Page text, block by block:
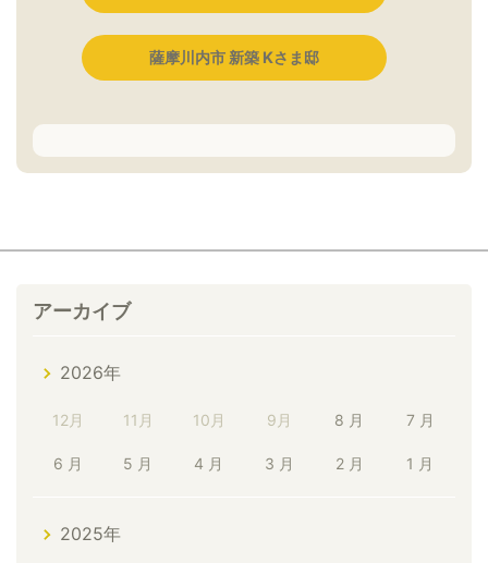
薩摩川内市 新築 Kさま邸
アーカイブ
2026年
12月 11月 10月 9月 8 月 7 月
6 月 5 月 4 月 3 月 2 月 1 月
2025年